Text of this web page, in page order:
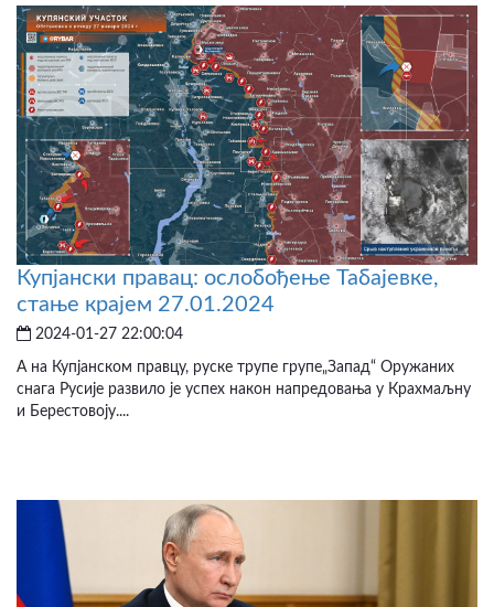
Купјански правац: ослобођење Табајевке,
стање крајем 27.01.2024
2024-01-27 22:00:04
А на Купјанском правцу, руске трупе групе„Запад“ Оружаних
снага Русије развило је успех након напредовања у Крахмаљну
и Берестовоју....